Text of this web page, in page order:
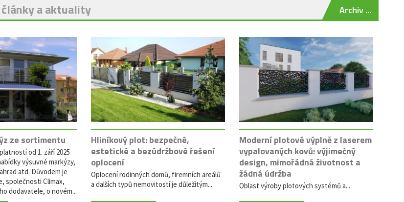
a aktuality
ze sortimentu
od 1. září 2025
výsuvné markýzy,
atd. Důvodem je
společnosti Climax,
dodavatele, o novém...
Hliníkový plot: bezpečné,
estetické a bezúdržbové řešení
oplocení
Oplocení rodinných domů, firemních areálů
a dalších typů nemovitostí je důležitým...
Moderní plotové výplně z laserem
vypalovaných kovů: výjimečný
design, mimořádná životnost a
žádná údržba
Oblast výroby plotových systémů a...
Archiv ...